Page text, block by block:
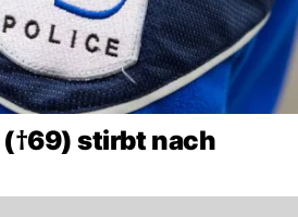
stirbt nach